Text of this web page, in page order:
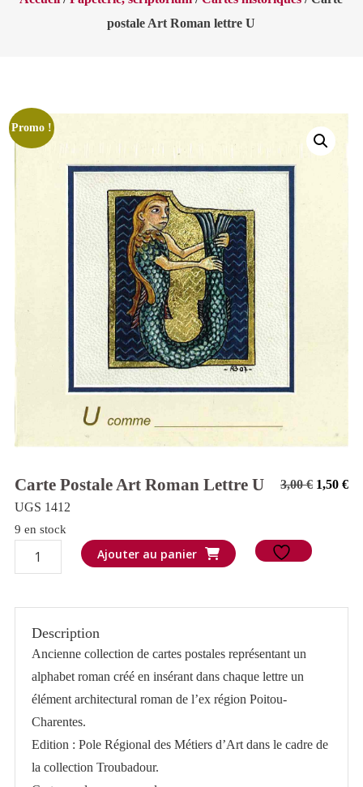
postale Art Roman lettre U
Promo !
Carte Postale Art Roman Lettre U 3,00€ Le
1,50€Le
UGS 1412
9 en stock
quantité
de
Ajouter au panier
Description
Ancienne collection de cartes postales représentant un
alphabet roman créé en insérant dans chaque lettre un
élément architectural roman de l’ex région Poitou-
Charentes.
Edition : Pole Régional des Métiers d’Art dans le cadre de
la collection Troubadour.